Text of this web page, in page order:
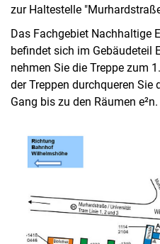
zur Haltestelle
Das Fachgebiet Nachhaltige
befindet sich im Gebäudeteil
nehmen Sie die Treppe zum
der Treppen durchqueren
Gang bis zu den Räumen e²n.